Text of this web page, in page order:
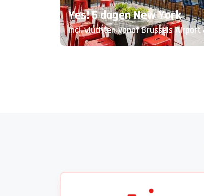
Yes! 5 dagen New York
Incl. vluchten vanaf Brussels